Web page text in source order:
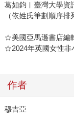
葛如鈞︱臺灣大學資
（依姓氏筆劃順序排
☆美國亞馬遜書店編
☆2024年英國女性非
作者
穆吉亞